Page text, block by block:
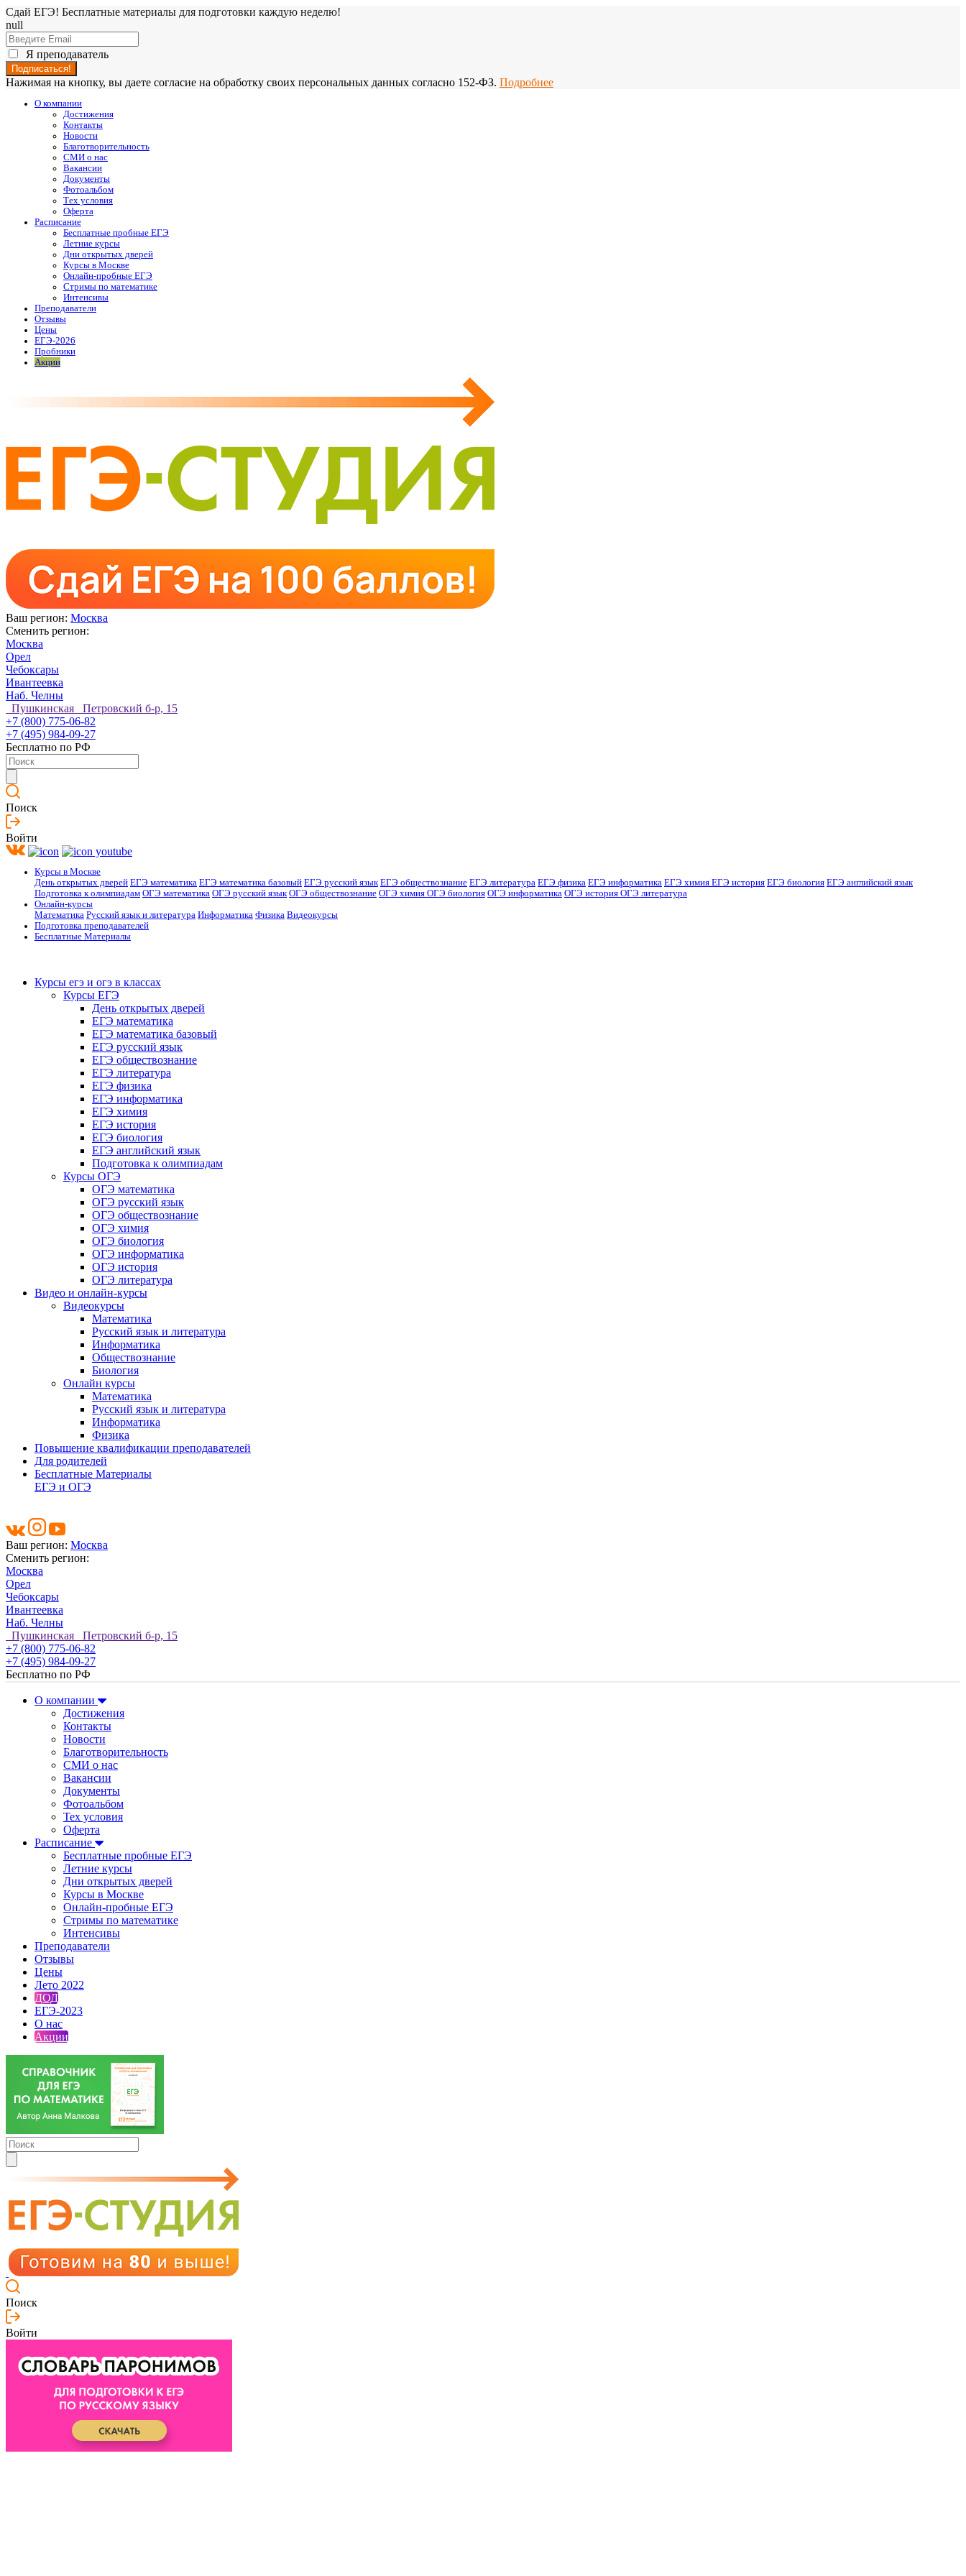
Сдай ЕГЭ! Бесплатные материалы для подготовки каждую неделю!
null
Я преподаватель
Нажимая на кнопку, вы даете согласие на обработку своих персональных данных согласно 152-ФЗ. Подробнее
О компании
Достижения
Контакты
Новости
Благотворительность
СМИ о нас
Вакансии
Документы
Фотоальбом
Тех условия
Оферта
Расписание
Бесплатные пробные ЕГЭ
Летние курсы
Дни открытых дверей
Курсы в Москве
Онлайн-пробные ЕГЭ
Стримы по математике
Интенсивы
Преподаватели
Отзывы
Цены
ЕГЭ-2026
Пробники
Акции
Ваш регион: Москва
Сменить регион:
Москва
Орел
Чебоксары
Ивантеевка
Наб. Челны
Пушкинская Петровский б-р, 15
+7 (800) 775-06-82
+7 (495) 984-09-27
Бесплатно по РФ
Поиск
Войти
Курсы в Москве
День открытых дверей ЕГЭ математика ЕГЭ математика базовый ЕГЭ русский язык ЕГЭ обществознание ЕГЭ литература ЕГЭ физика ЕГЭ информатика ЕГЭ химия ЕГЭ история ЕГЭ биология ЕГЭ английский язык
Подготовка к олимпиадам ОГЭ математика ОГЭ русский язык ОГЭ обществознание ОГЭ химия ОГЭ биология ОГЭ информатика ОГЭ история ОГЭ литература
Онлайн-курсы
Математика Русский язык и литература Информатика Физика Видеокурсы
Подготовка преподавателей
Бесплатные Материалы
Курсы егэ и огэ в классах
Курсы ЕГЭ
День открытых дверей
ЕГЭ математика
ЕГЭ математика базовый
ЕГЭ русский язык
ЕГЭ обществознание
ЕГЭ литература
ЕГЭ физика
ЕГЭ информатика
ЕГЭ химия
ЕГЭ история
ЕГЭ биология
ЕГЭ английский язык
Подготовка к олимпиадам
Курсы ОГЭ
ОГЭ математика
ОГЭ русский язык
ОГЭ обществознание
ОГЭ химия
ОГЭ биология
ОГЭ информатика
ОГЭ история
ОГЭ литература
Видео и онлайн-курсы
Видеокурсы
Математика
Русский язык и литература
Информатика
Обществознание
Биология
Онлайн курсы
Математика
Русский язык и литература
Информатика
Физика
Повышение квалификации преподавателей
Для родителей
Бесплатные Материалы
ЕГЭ и ОГЭ
Ваш регион: Москва
Сменить регион:
Москва
Орел
Чебоксары
Ивантеевка
Наб. Челны
Пушкинская Петровский б-р, 15
+7 (800) 775-06-82
+7 (495) 984-09-27
Бесплатно по РФ
О компании
Достижения
Контакты
Новости
Благотворительность
СМИ о нас
Вакансии
Документы
Фотоальбом
Тех условия
Оферта
Расписание
Бесплатные пробные ЕГЭ
Летние курсы
Дни открытых дверей
Курсы в Москве
Онлайн-пробные ЕГЭ
Стримы по математике
Интенсивы
Преподаватели
Отзывы
Цены
Лето 2022
ДОД
ЕГЭ-2023
О нас
Акции
Поиск
Войти